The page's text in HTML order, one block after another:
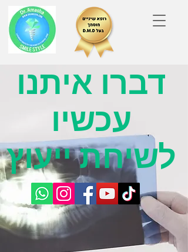
דברו איתנו
עכשיו
לשיחת ייעוץ